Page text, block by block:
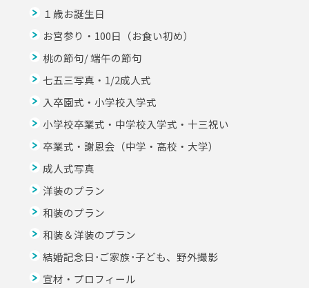
１歳お誕生日
お宮参り・100日（お食い初め）
桃の節句/ 端午の節句
七五三写真・1/2成人式
入卒園式・小学校入学式
小学校卒業式・中学校入学式・十三祝い
卒業式・謝恩会（中学・高校・大学）
成人式写真
洋装のプラン
和装のプラン
和装＆洋装のプラン
結婚記念日･ご家族･子ども、野外撮影
宣材・プロフィール